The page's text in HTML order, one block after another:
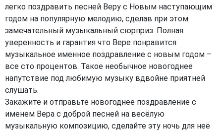
легко поздравить песней Веру с Новым наступающим
годом на популярную мелодию, сделав при этом
замечательный музыкальный сюрприз. Полная
уверенность и гарантия что Вере понравится
музыкальное именное поздравление с новым годом –
все сто процентов. Такое необычное новогоднее
напутствие под любимую музыку вдвойне приятней
слушать.
Закажите и отправьте новогоднее поздравление с
именем Вера с доброй песней на весёлую
музыкальную композицию, сделайте эту ночь для неё